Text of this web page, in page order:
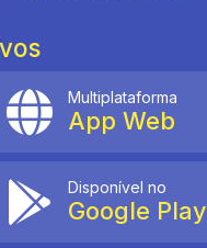
Multiplataforma
App Web
Disponível no
Google Play